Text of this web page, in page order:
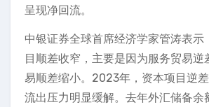
呈现净回流。
中银证券全球首席经济学家管涛表
目顺差收窄，主要是因为服务贸易逆
易顺差缩小。2023年，资本项目逆
流出压力明显缓解。去年外汇储备余